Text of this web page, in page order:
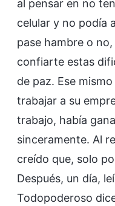
al pensar en no
celular y no podía
pase hambre o
confiarte estas
de paz. Ese
trabajar a su
trabajo, había
sinceramente. Al
creído que, solo
Después, un día,
Todopoderoso